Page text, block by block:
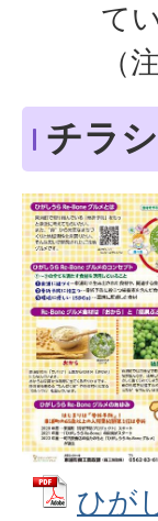
て
（
チラシ
ひが